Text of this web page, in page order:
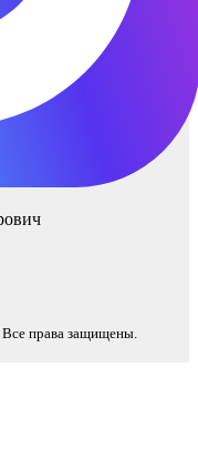
права защищены.